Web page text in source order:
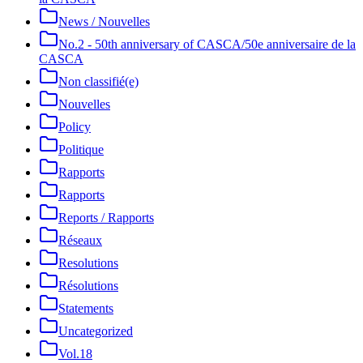
News / Nouvelles
No.2 - 50th anniversary of CASCA/50e anniversaire de la
CASCA
Non classifié(e)
Nouvelles
Policy
Politique
Rapports
Rapports
Reports / Rapports
Réseaux
Resolutions
Résolutions
Statements
Uncategorized
Vol.18